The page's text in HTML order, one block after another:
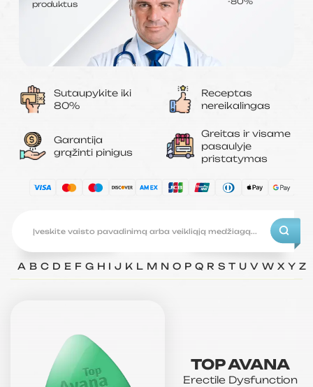
produktus
Sutaupykite iki
80%
Receptas
nereikalingas
Garantija
grąžinti pinigus
Greitas ir visame
pasaulyje
pristatymas
A B C D E F G H I J K L M N O P Q R S T U V W X Y Z
TOP AVANA
Erectile Dysfunction